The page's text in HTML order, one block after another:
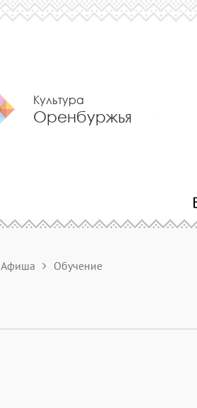
Культура
Оренбуржья
Афиша Обучение